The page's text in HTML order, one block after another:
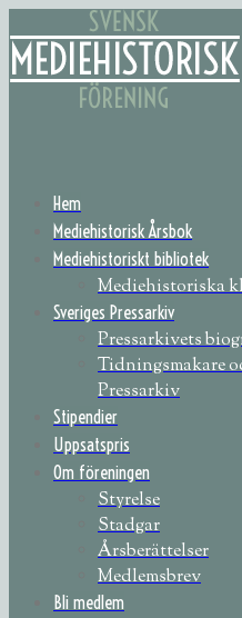
Hem
Mediehistorisk Årsbok
Mediehistoriskt bibliotek
Mediehistoriska
Sveriges Pressarkiv
Pressarkivets
Tidningsmakare
Pressarkiv
Stipendier
Uppsatspris
Om föreningen
Styrelse
Stadgar
Årsberättelser
Medlemsbrev
Bli medlem